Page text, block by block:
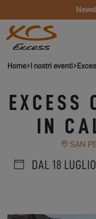
Home I nostri eventi
IN
SAN
DAL 18